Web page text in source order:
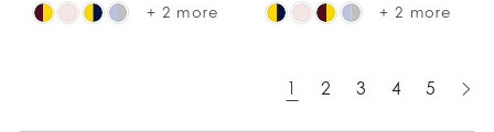
Skip
+ 2 more
Skip
#9b6364999e
+ 2 more
1 2 3 4 5